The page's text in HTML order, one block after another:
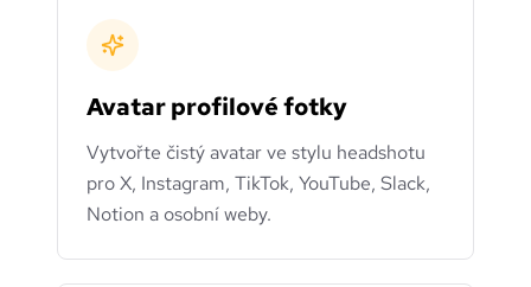
Avatar profilové fotky
Vytvořte čistý avatar ve stylu headshotu
pro X, Instagram, TikTok, YouTube, Slack,
Notion a osobní weby.